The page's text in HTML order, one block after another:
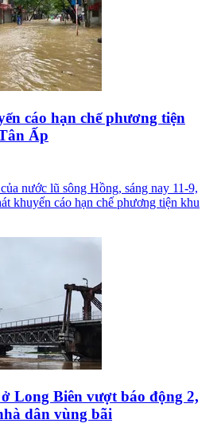
cáo hạn chế phương tiện
Ấp
nước lũ sông Hồng, sáng nay 11-9,
khuyến cáo hạn chế phương tiện khu
Long Biên vượt báo động 2,
dân vùng bãi